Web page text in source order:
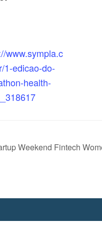
www.sympla.c
1-edicao-do-
health-
Weekend Fintech